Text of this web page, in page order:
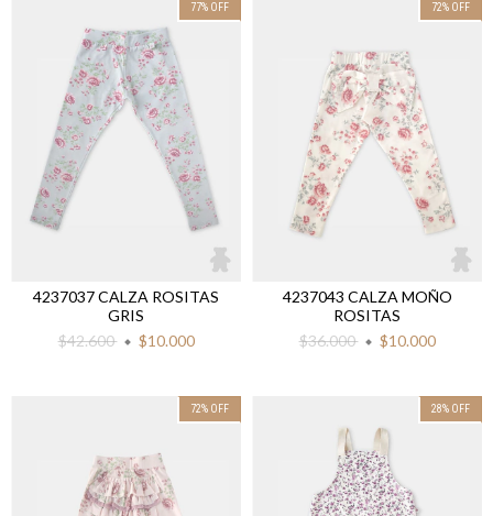
77% OFF
4237037 CALZA ROSITAS
GRIS
$42.600
$10.000
72% OFF
4237043 CALZA MOÑO
ROSITAS
$36.000
$10.000
72% OFF 28% OFF